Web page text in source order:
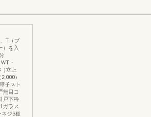
T（ブ
）を入
・
立上
）
子スト
無目コ
戸下枠
ガラス
ジ3種